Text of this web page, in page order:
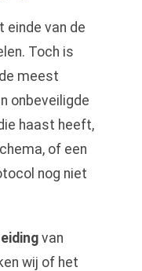
einde van de
Toch is
de meest
onbeveiligde
haast heeft,
of een
nog niet
van
wij of het